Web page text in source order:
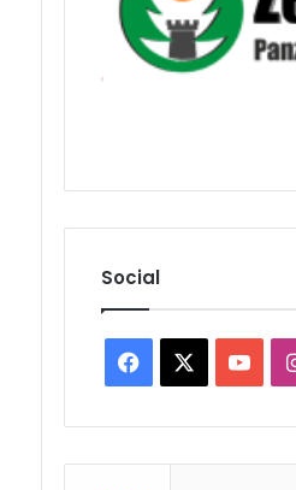
Social
Facebook